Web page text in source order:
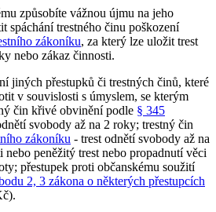
způsobíte vážnou újmu na jeho
spáchání trestného činu poškození
zákoníku, za který lze uložit trest
nebo zákaz činnosti.
jiných přestupků či trestných činů, které
v souvislosti s úmyslem, se kterým
čin křivé obvinění podle § 345
svobody až na 2 roky; trestný čin
zákoníku - trest odnětí svobody až na
nebo peněžitý trest nebo propadnutí věci
přestupek proti občanskému soužití
2, 3 zákona o některých přestupcích